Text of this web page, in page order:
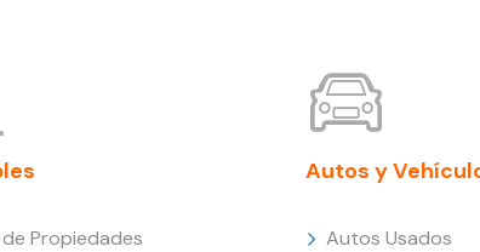
Propiedades
Autos y
Autos Usados